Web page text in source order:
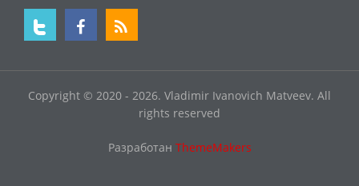
Copyright © 2020 - 2026. Vladimir Ivanovich Matveev. All
rights reserved
Разработан ThemeMakers